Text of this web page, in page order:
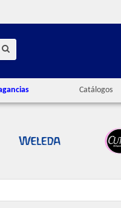
Catálogos